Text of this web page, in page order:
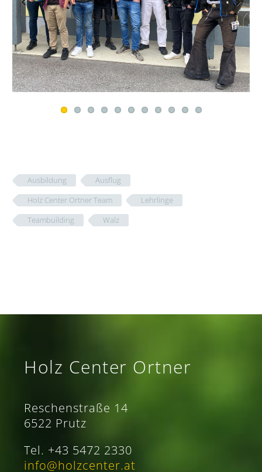
Previous Next
Ausbildung
Ausflug
Holz Center Ortner Team
Lehrlinge
Teambuilding
Walz
Holz Center Ortner
Reschenstraße 14
6522 Prutz
Tel. +43 5472 2330
info@holzcenter.at